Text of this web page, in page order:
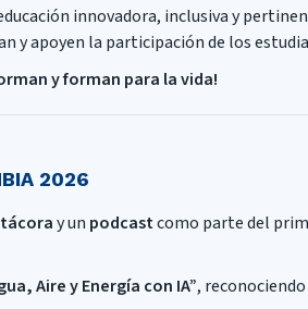
innovadora, inclusiva y
y apoyen la participación de los
y forman para la vida!
2026
y un podcastcomo parte del
Aire y Energía con IA”,